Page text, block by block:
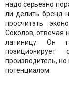
надо серьезно
ли делить бренд
просчитать
Соколов, отвечая
латиницу. Он
производитель,
потенциалом.